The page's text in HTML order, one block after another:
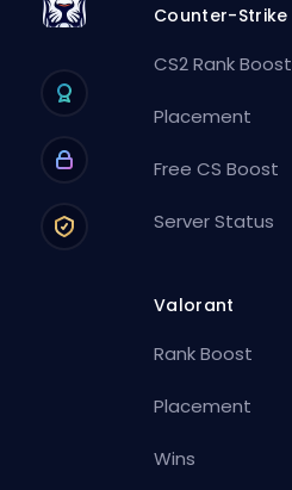
Counter-Strike
CS2 Rank Boost
Placement
Free CS Boost
Server Status
Valorant
Rank Boost
Placement
Wins